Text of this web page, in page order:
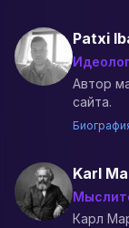
Patxi
Автор
сайта.
Karl
Карл